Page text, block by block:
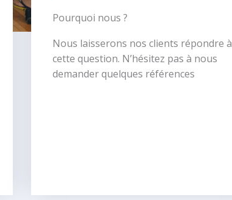
Pourquoi nous ?
Nous laisserons nos clients répondre à
cette question. N’hésitez pas à nous
demander quelques références